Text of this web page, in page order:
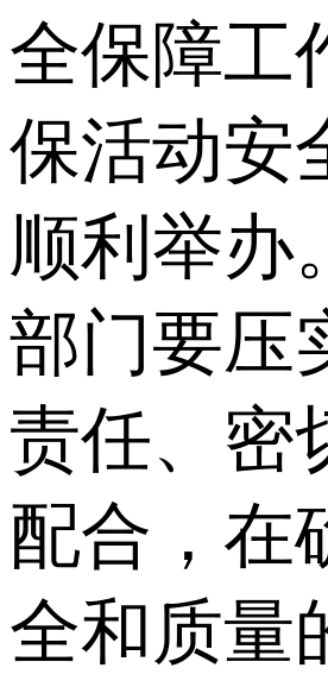
全保障工
保活动安
顺利举办
部门要压
责任、密
配合，在
全和质量